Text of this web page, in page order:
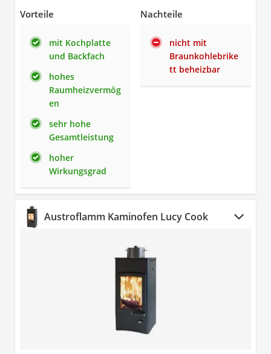
Vorteile
mit Kochplatte
und Backfach
hohes
Raumheizvermög
en
sehr hohe
Gesamtleistung
hoher
Wirkungsgrad
Nachteile
nicht mit
Braunkohlebrike
tt beheizbar
Austroflamm Kaminofen Lucy Cook